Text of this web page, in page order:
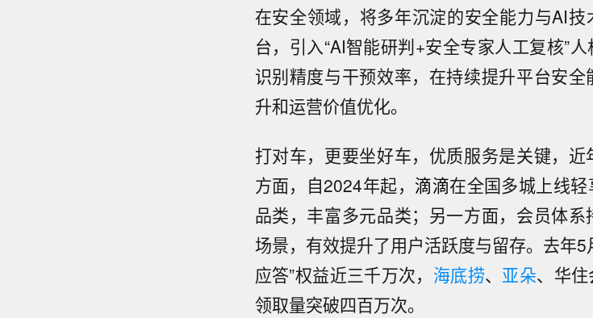
在安全领域，将多年沉淀的安全能力与AI
台，引入“AI智能研判+安全专家人工复核”
识别精度与干预效率，在持续提升平台安
升和运营价值优化。
打对车，更要坐好车，优质服务是关键，近
方面，自2024年起， 滴滴在全国多城上线
品类，丰富多元品类；另一方面，会员体
场景，有效提升了用户活跃度与留存。去年5
应答”权益近三千万次， 海底捞、 亚朵、华住
领取量突破四百万次。